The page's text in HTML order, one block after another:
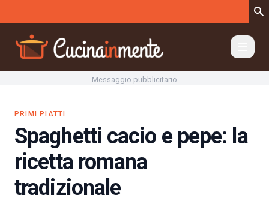
Messaggio pubblicitario
PRIMI PIATTI
Spaghetti cacio e pepe: la
ricetta romana
tradizionale